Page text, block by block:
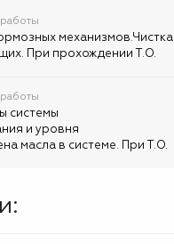
механизмов.Чистка
При прохождении Т.О.
системы
и уровня
масла в системе. При Т.О.